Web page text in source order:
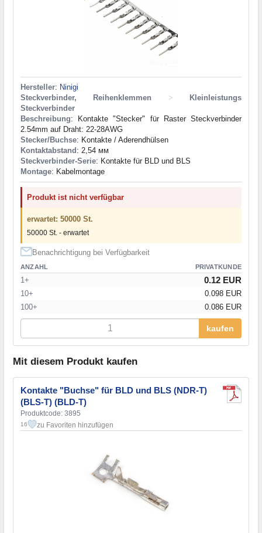
Hersteller: Ninigi
Steckverbinder, Reihenklemmen
>
Kleinleistungs
Steckverbinder
Beschreibung: Kontakte "Stecker" für Raster Steckverbinder
2.54mm auf Draht: 22-28AWG
Stecker/Buchse: Kontakte / Aderendhülsen
Kontaktabstand : 2,54 мм
Steckverbinder-Serie: Kontakte für BLD und BLS
Montage: Kabelmontage
Produkt ist nicht verfügbar
erwartet: 50000 St.
50000 St. - erwartet
Benachrichtigung bei Verfügbarkeit
ANZAHL PRIVATKUNDE
1+ 0.12 EUR
10+
0.098 EUR
100+
0.086 EUR
kaufen
Mit diesem Produkt kaufen
Kontakte "Buchse" für BLD und BLS (NDR-T)
(BLS-T) (BLD-T)
Produktcode: 3895
16 zu Favoriten hinzufügen